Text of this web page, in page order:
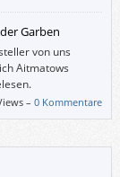
Garben
von uns
Aitmatows
–0 Kommentare